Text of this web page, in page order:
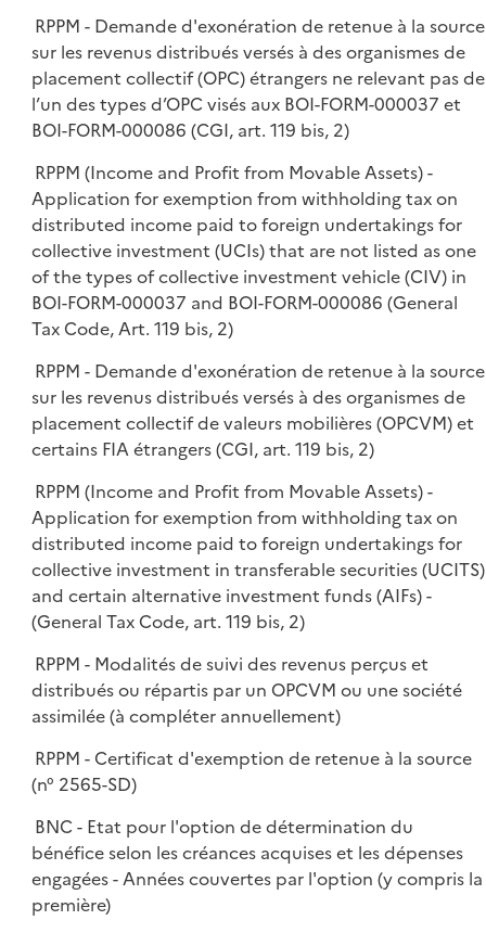
e
r
l
i
e
r
p
l
i
e
r
RPPM - Demande d'exonération de retenue à la source
sur les revenus distribués versés à des organismes de
placement collectif (OPC) étrangers ne relevant pas de
l’un des types d’OPC visés aux BOI-FORM-000037 et
BOI-FORM-000086 (CGI, art. 119 bis, 2)
RPPM (Income and Profit from Movable Assets) -
Application for exemption from withholding tax on
distributed income paid to foreign undertakings for
collective investment (UCIs) that are not listed as one
of the types of collective investment vehicle (CIV) in
BOI-FORM-000037 and BOI-FORM-000086 (General
Tax Code, Art. 119 bis, 2)
RPPM - Demande d'exonération de retenue à la source
sur les revenus distribués versés à des organismes de
placement collectif de valeurs mobilières (OPCVM) et
certains FIA étrangers (CGI, art. 119 bis, 2)
RPPM (Income and Profit from Movable Assets) -
Application for exemption from withholding tax on
distributed income paid to foreign undertakings for
collective investment in transferable securities (UCITS)
and certain alternative investment funds (AIFs) -
(General Tax Code, art. 119 bis, 2)
RPPM - Modalités de suivi des revenus perçus et
distribués ou répartis par un OPCVM ou une société
assimilée (à compléter annuellement)
RPPM - Certificat d'exemption de retenue à la source
(n° 2565-SD)
BNC - Etat pour l'option de détermination du
bénéfice selon les créances acquises et les dépenses
engagées - Années couvertes par l'option (y compris la
première)